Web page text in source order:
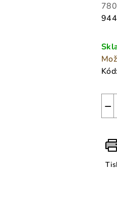
Kód:
−